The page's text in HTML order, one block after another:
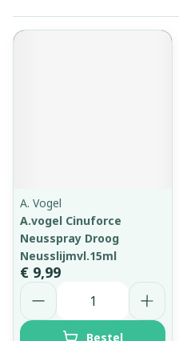
A. Vogel
A.vogel Cinuforce
Neusspray Droog
Neusslijmvl.15ml
€ 9,99
Aantal
Bestel